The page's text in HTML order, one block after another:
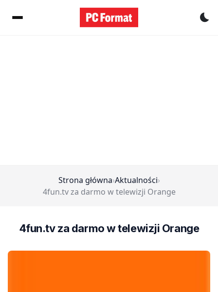
Strona główna›Aktualności›
4fun.tv za darmo w telewizji Orange
4fun.tv za darmo w telewizji Orange